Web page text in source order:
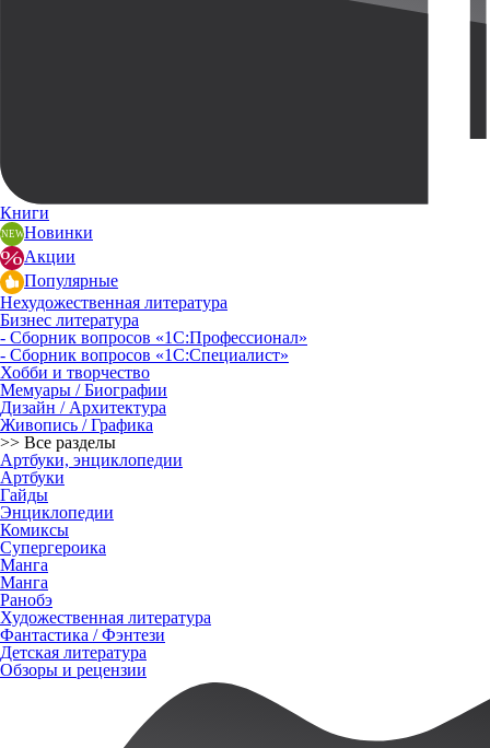
Книги
Новинки
Акции
Популярные
Нехудожественная литература
Бизнес литература
- Сборник вопросов «1С:Профессионал»
- Сборник вопросов «1С:Специалист»
Хобби и творчество
Мемуары / Биографии
Дизайн / Архитектура
Живопись / Графика
>> Все разделы
Артбуки, энциклопедии
Артбуки
Гайды
Энциклопедии
Комиксы
Супергероика
Манга
Манга
Ранобэ
Художественная литература
Фантастика / Фэнтези
Детская литература
Обзоры и рецензии